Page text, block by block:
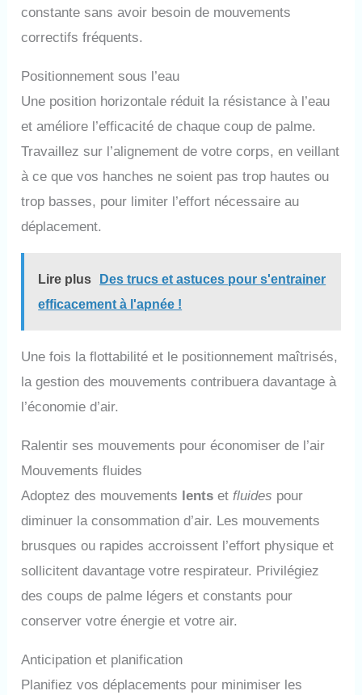
constante sans avoir besoin de mouvements
correctifs fréquents.
Positionnement sous l’eau
Une position horizontale réduit la résistance à l’eau
et améliore l’efficacité de chaque coup de palme.
Travaillez sur l’alignement de votre corps, en veillant
à ce que vos hanches ne soient pas trop hautes ou
trop basses, pour limiter l’effort nécessaire au
déplacement.
Lire plus
Des trucs et astuces pour s'entrainer
efficacement à l'apnée !
Une fois la flottabilité et le positionnement maîtrisés,
la gestion des mouvements contribuera davantage à
l’économie d’air.
Ralentir ses mouvements pour économiser de l’air
Mouvements fluides
Adoptez des mouvements lents etfluides pour
diminuer la consommation d’air. Les mouvements
brusques ou rapides accroissent l’effort physique et
sollicitent davantage votre respirateur. Privilégiez
des coups de palme légers et constants pour
conserver votre énergie et votre air.
Anticipation et planification
Planifiez vos déplacements pour minimiser les